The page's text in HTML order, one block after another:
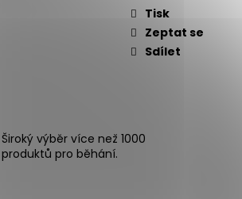
Tisk
Zeptat se
Sdílet
Široký výběr více než 1000
produktů pro běhání.